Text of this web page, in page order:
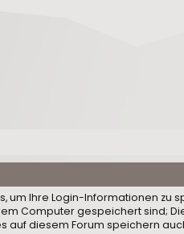
um Ihre Login-Informationen zu
Computer gespeichert sind;
auf diesem Forum speichern